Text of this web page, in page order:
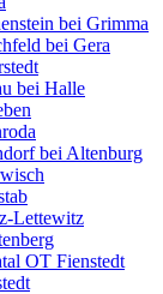
bei Grimma
bei Gera
bei Halle
bei Altenburg
Lettewitz
OT Fienstedt